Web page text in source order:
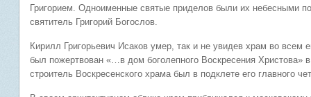
Григорием. Одноименные святые приделов были их небесными
святитель Григорий Богослов.
Кирилл Григорьевич Исаков умер, так и не увидев храм во всем
был пожертвован «…в дом боголепного Воскресения Христова»
строитель Воскресенского храма был в подклете его главного